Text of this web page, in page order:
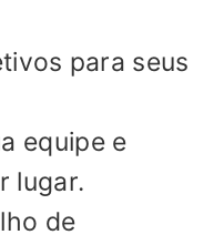
para seus
equipe e
lugar.
de